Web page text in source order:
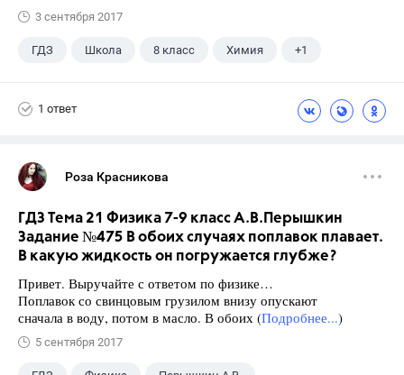
3 сентября 2017
ГДЗ Школа 8 класс Химия +1
1 ответ
Роза Красникова
ГДЗ Тема 21 Физика 7-9 класс А.В.Перышкин
Задание №475 В обоих случаях поплавок плавает.
В какую жидкость он погружается глубже?
Привет. Выручайте с ответом по физике…
Поплавок со свинцовым грузилом внизу опускают
сначала в воду, потом в масло. В обоих (Подробнее...)
5 сентября 2017